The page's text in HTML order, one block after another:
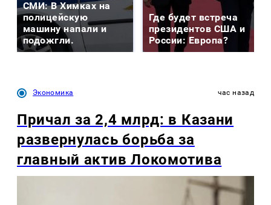
СМИ: В Химках на
полицейскую
машину напали и
подожгли.
Где будет встреча
президентов США и
России: Европа?
Экономика час назад
Причал за 2,4 млрд: в Казани
развернулась борьба за
главный актив Локомотива